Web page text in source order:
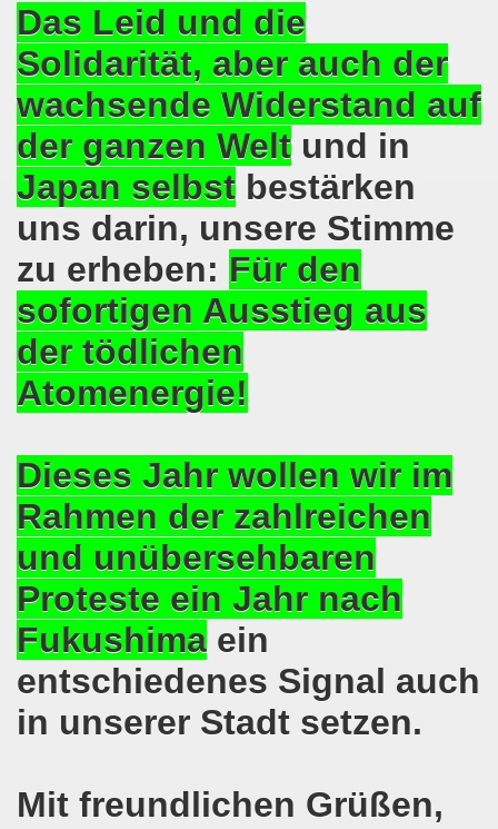
Das Leid und die
Solidarität, aber auch der
wachsende Widerstand auf
der ganzen Welt und in
Japan selbst bestärken
uns darin, unsere Stimme
zu erheben: Für den
sofortigen Ausstieg aus
der tödlichen
Atomenergie!
Dieses Jahr wollen wir im
Rahmen der zahlreichen
und unübersehbaren
Proteste ein Jahr nach
Fukushima ein
entschiedenes Signal auch
in unserer Stadt setzen.
Mit freundlichen Grüßen,
Bewegung am 06.08.2018 unter dem Motto:
Gelsenkirchener Montagsdemo-Bewegung am
ist mit den streikenden Kolleginnen und mit
- der Kultursaal und das Haus des Widerstands in
ruft am 23.07.2018 mit auf zur
und wirklich sehr kreativ: Eine junge Frau ergreift
am 07.07.2018 aktiver Part bei der Düsseldorfer
am 09. Juli 2018 berichtet über NRW-weite
am 18.06.2018 als Warm-Up für die NRW-
ergreift Initiative zur Protestdemonstration am
am 28.05.2018 und am 04.06.2018 jeweils
Gelsenkirchen am 28.05.2018
Gelsenkirchener Montagsdemo-Bewegung am
Bewegung am 07.05.2018 bestärkt Widerstand gegen
am 16.04.2018 und am 23.04.2018 mit
Bewegung im Zeichen des antifaschistischen Protestes